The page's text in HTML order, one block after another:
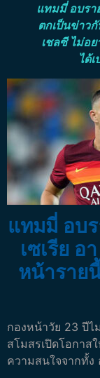
แทมมี่ อบรา
ตกเป็นข่าว
เชลซี ไม่อ
ได้
แทมมี่ อบ
เซเรีย อ
หน้าราย
กองหน้าวัย 23 ปี
สโมสรเปิดโอกาส
ความสนใจจากทั้ง